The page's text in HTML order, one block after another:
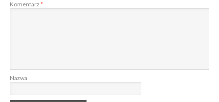
Komentarz *
Nazwa